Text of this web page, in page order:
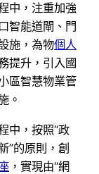
中，注重加強
智能道閘、門
施，為物個人
提升，引入國
區智慧物業管
。
中，按照“政
”的原則，創
，實現由“網